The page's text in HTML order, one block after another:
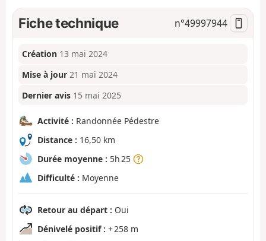
n
Fiche technique n°49997944
Création 13 mai 2024
Mise à jour 21 mai 2024
Dernier avis 15 mai 2025
Activité : Randonnée Pédestre
Distance : 16,50 km
Durée moyenne : 5h 25
Difficulté : Moyenne
Retour au départ : Oui
Dénivelé positif : + 258 m